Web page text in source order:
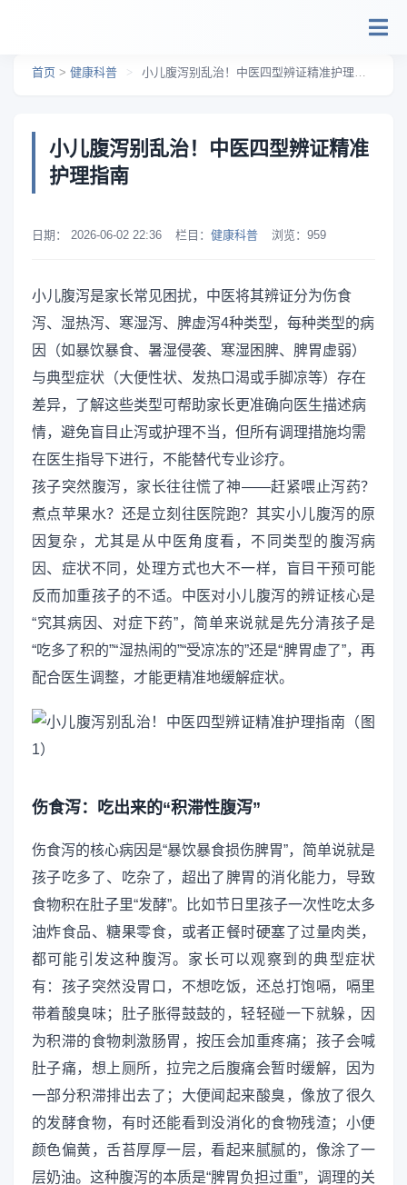
首页 > 健康科普 > 小儿腹泻别乱治！中医四型辨证精准护理指南
小儿腹泻别乱治！中医四型辨证精准
护理指南
日期： 2026-06-02 22:36 栏目： 健康科普 浏览： 959
小儿腹泻是家长常见困扰，中医将其辨证分为伤食
泻、湿热泻、寒湿泻、脾虚泻4种类型，每种类型的病
因（如暴饮暴食、暑湿侵袭、寒湿困脾、脾胃虚弱）
与典型症状（大便性状、发热口渴或手脚凉等）存在
差异，了解这些类型可帮助家长更准确向医生描述病
情，避免盲目止泻或护理不当，但所有调理措施均需
在医生指导下进行，不能替代专业诊疗。
孩子突然腹泻，家长往往慌了神——赶紧喂止泻药？
煮点苹果水？还是立刻往医院跑？其实小儿腹泻的原
因复杂，尤其是从中医角度看，不同类型的腹泻病
因、症状不同，处理方式也大不一样，盲目干预可能
反而加重孩子的不适。中医对小儿腹泻的辨证核心是
“究其病因、对症下药”，简单来说就是先分清孩子是
“吃多了积的”“湿热闹的”“受凉冻的”还是“脾胃虚了”，再
配合医生调整，才能更精准地缓解症状。
伤食泻：吃出来的“积滞性腹泻”
伤食泻的核心病因是“暴饮暴食损伤脾胃”，简单说就是
孩子吃多了、吃杂了，超出了脾胃的消化能力，导致
食物积在肚子里“发酵”。比如节日里孩子一次性吃太多
油炸食品、糖果零食，或者正餐时硬塞了过量肉类，
都可能引发这种腹泻。家长可以观察到的典型症状
有：孩子突然没胃口，不想吃饭，还总打饱嗝，嗝里
带着酸臭味；肚子胀得鼓鼓的，轻轻碰一下就躲，因
为积滞的食物刺激肠胃，按压会加重疼痛；孩子会喊
肚子痛，想上厕所，拉完之后腹痛会暂时缓解，因为
一部分积滞排出去了；大便闻起来酸臭，像放了很久
的发酵食物，有时还能看到没消化的食物残渣；小便
颜色偏黄，舌苔厚厚一层，看起来腻腻的，像涂了一
层奶油。这种腹泻的本质是“脾胃负担过重”，调理的关